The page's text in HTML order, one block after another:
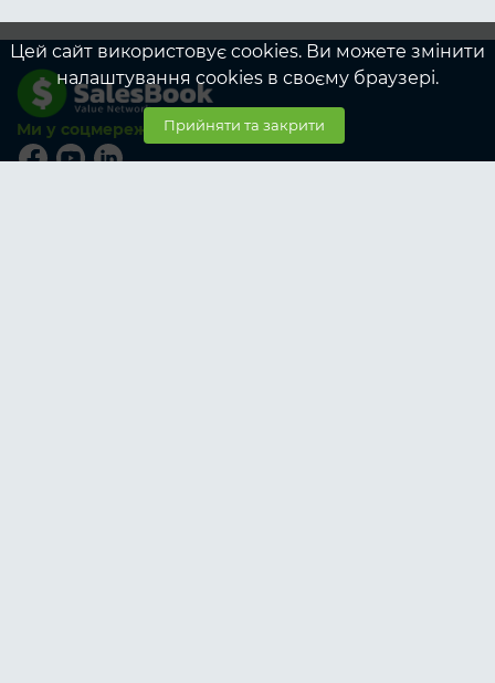
Ми у соцмережах
Цей сайт використовує cookies. Ви можете змінити
налаштування cookies в своєму браузері.
Прийняти та закрити